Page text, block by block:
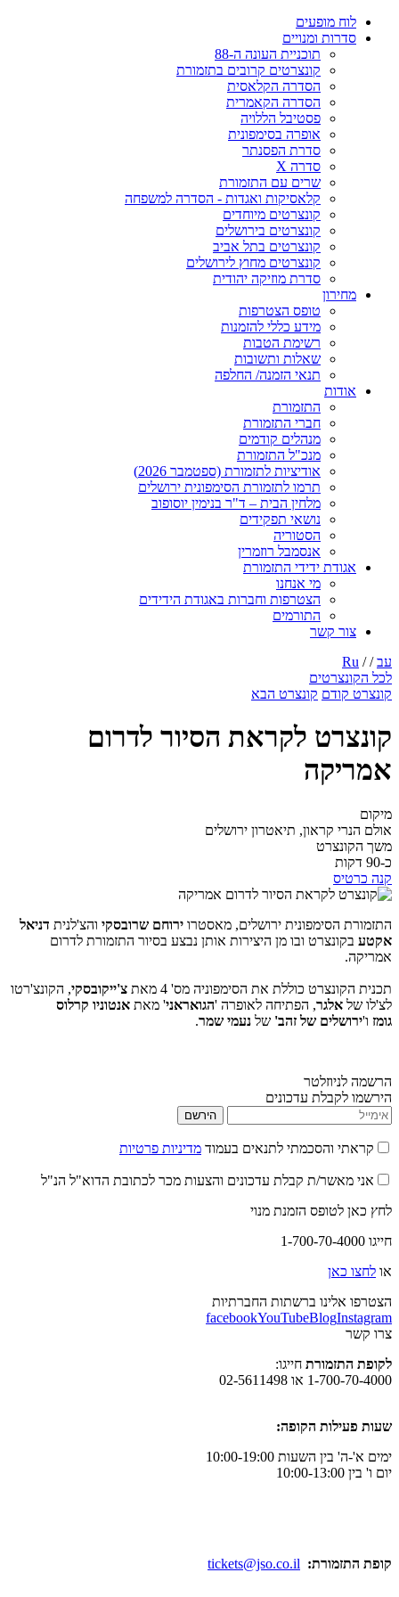
לוח מופעים
סדרות ומנויים
תוכניית העונה ה-88
קונצרטים קרובים בתזמורת
הסדרה הקלאסית
הסדרה הקאמרית
פסטיבל הללויה
אופרה בסימפונית
סדרת הפסנתר
סדרה X
שרים עם התזמורת
קלאסיקות ואגדות - הסדרה למשפחה
קונצרטים מיוחדים
קונצרטים בירושלים
קונצרטים בתל אביב
קונצרטים מחוץ לירושלים
סדרת מוזיקה יהודית
מחירון
טופס הצטרפות
מידע כללי להזמנות
רשימת הטבות
שאלות ותשובות
תנאי הזמנה/ החלפה
אודות
התזמורת
חברי התזמורת
מנהלים קודמים
מנכ"ל התזמורת
אודיציות לתזמורת (ספטמבר 2026)
תרמו לתזמורת הסימפונית ירושלים
מלחין הבית – ד"ר בנימין יוסופוב
נושאי תפקידים
הסטוריה
אנסמבל רוזמרין
אגודת ידידי התזמורת
מי אנחנו
הצטרפות וחברות באגודת הידידים
התורמים
צור קשר
עב/ /
Ru
לכל הקונצרטים
קונצרט קודם קונצרט הבא
קונצרט לקראת הסיור לדרום
אמריקה
מיקום
אולם הנרי קראון, תיאטרון ירושלים
משך הקונצרט
כ-90 דקות
קנה כרטיס
התזמורת הסימפונית ירושלים, מאסטרו ירוחם שרובסקי והצ'לנית דניאל
אקטע בקונצרט ובו מן היצירות אותן נבצע בסיור התזמורת לדרום
אמריקה.
תכנית הקונצרט כוללת את הסימפוניה מס' 4 מאת
צ'ייקובסקי, הקונצ'רטו
לצ'לו של אלגר, הפתיחה לאופרה 'הגואראני' מאת אנטוניו קרלוס
גומז ו'ירושלים של זהב' של נעמי שמר.
הרשמה לניוזלטר
הירשמו לקבלת עדכונים
הירשם
קראתי והסכמתי לתנאים בעמוד מדיניות פרטיות
אני מאשר/ת קבלת עדכונים והצעות מכר לכתובת הדוא"ל הנ"ל
לחץ כאן לטופס הזמנת מנוי
חייגו 1-700-70-4000
או לחצו כאן
הצטרפו אלינו ברשתות החברתיות
facebookYouTubeBlogInstagram
צרו קשר
לקופת התזמורת חייגו:
1-700-70-4000 או 02-5611498
שעות פעילות הקופה:
ימים א'-ה' בין השעות 10:00-19:00
יום ו' בין 10:00-13:00
קופת התזמורת: tickets@jso.co.il